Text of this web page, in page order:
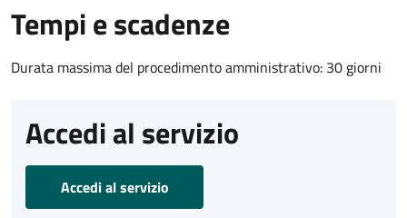
Tempi e scadenze
Durata massima del procedimento amministrativo: 30 giorni
Accedi al servizio
Accedi al servizio